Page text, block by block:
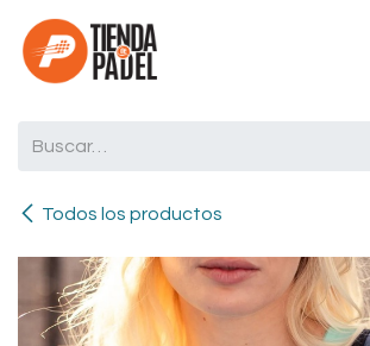
Ir al contenido
Todos los productos